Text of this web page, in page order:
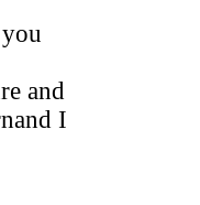
and
I